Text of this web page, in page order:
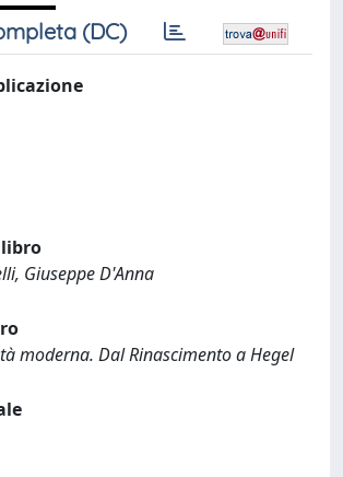
(DC)
Giuseppe D'Anna
moderna. Dal Rinascimento a Hegel